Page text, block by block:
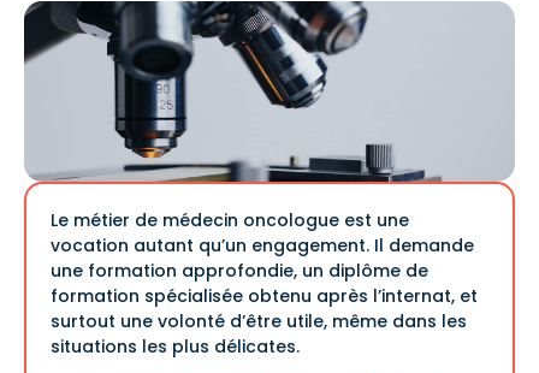
Le métier de médecin oncologue est une
vocation autant qu’un engagement. Il demande
une formation approfondie, un diplôme de
formation spécialisée obtenu après l’internat, et
surtout une volonté d’être utile, même dans les
situations les plus délicates.